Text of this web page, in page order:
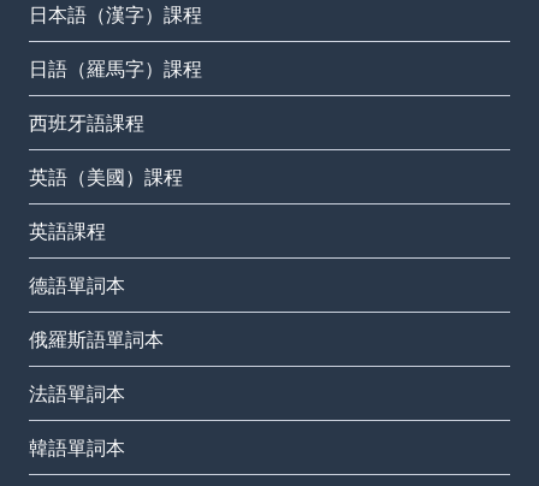
日本語（漢字）課程
日語（羅馬字）課程
西班牙語課程
英語（美國）課程
英語課程
德語單詞本
俄羅斯語單詞本
法語單詞本
韓語單詞本